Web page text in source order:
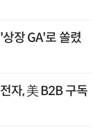
장 GA'로 쏠렸
자, 美 B2B 구독